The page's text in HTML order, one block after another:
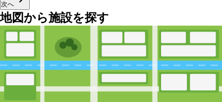
次へ
地図から施設を探す